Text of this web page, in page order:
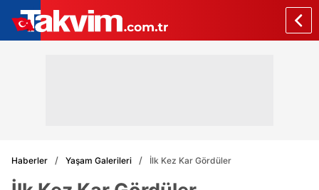
Haberler Yaşam Galerileri İlk Kez Kar Gördüler